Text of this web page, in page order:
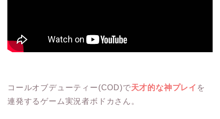
コールオブデューティー(COD)で天才的な神プレイ を
連発するゲーム実況者ボドカさん。